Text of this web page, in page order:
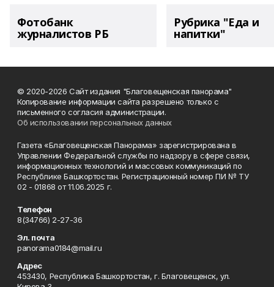
Фотобанк
журналистов РБ
Рубрика "Еда и
напитки"
© 2020-2026 Сайт издания "Благовещенская панорама"
Копирование информации сайта разрешено только с
письменного согласия администрации.
Об использовании персональных данных
Газета «Благовещенская Панорама» зарегистрирована в
Управлении Федеральной службы по надзору в сфере связи,
информационных технологий и массовых коммуникаций по
Республике Башкортостан. Регистрационный номер ПИ № ТУ
02 - 01868 от 11.06.2025 г.
Телефон
8(34766) 2-27-36
Эл. почта
panorama0184@mail.ru
Адрес
453430, Республика Башкортостан, г. Благовещенск, ул.